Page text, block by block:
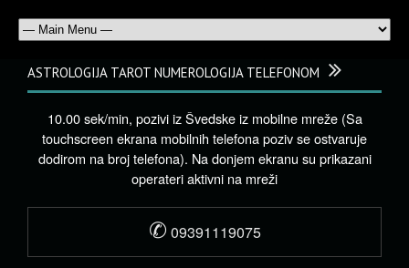
ASTROLOGIJA TAROT NUMEROLOGIJA TELEFONOM
10.00 sek/min, pozivi iz Švedske iz mobilne mreže (Sa
touchscreen ekrana mobilnih telefona poziv se ostvaruje
dodirom na broj telefona). Na donjem ekranu su prikazani
operateri aktivni na mreži
✆ 09391119075